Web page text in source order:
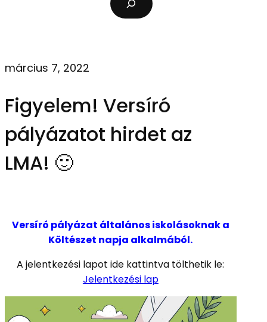
e
r
március 7, 2022
Figyelem! Versíró
pályázatot hirdet az
LMA! 🙂
Versíró pályázat általános iskolásoknak a
Költészet napja alkalmából.
A jelentkezési lapot ide kattintva tölthetik le:
Jelentkezési lap